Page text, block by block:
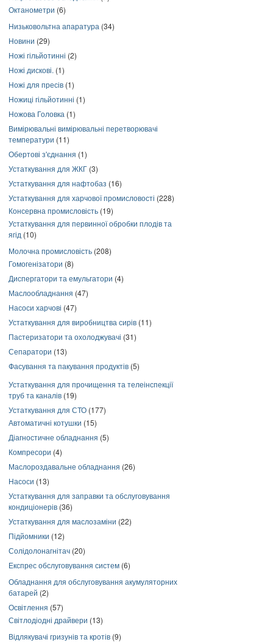
Октанометри (6)
Низьковольтна апаратура (34)
Новини (29)
Ножі гільйотинні (2)
Ножі дискові. (1)
Ножі для пресів (1)
Ножиці гільйотинні (1)
Ножова Головка (1)
Вимірювальні вимірювальні перетворювачі
температури (11)
Обертові з'єднання (1)
Устаткування для ЖКГ (3)
Устаткування для нафтобаз (16)
Устаткування для харчової промисловості (228)
Консервна промисловість (19)
Устаткування для первинної обробки плодів та
ягід (10)
Молочна промисловість (208)
Гомогенізатори (8)
Диспергатори та емульгатори (4)
Маслообладнання (47)
Насоси харчові (47)
Устаткування для виробництва сирів (11)
Пастеризатори та охолоджувачі (31)
Сепаратори (13)
Фасування та пакування продуктів (5)
Устаткування для прочищення та телеінспекції
труб та каналів (19)
Устаткування для СТО (177)
Автоматичні котушки (15)
Діагностичне обладнання (5)
Компресори (4)
Маслороздавальне обладнання (26)
Насоси (13)
Устаткування для заправки та обслуговування
кондиціонерів (36)
Устаткування для маслозаміни (22)
Підйомники (12)
Солідолонагнітач (20)
Експрес обслуговування систем (6)
Обладнання для обслуговування акумуляторних
батарей (2)
Освітлення (57)
Світлодіодні драйвери (13)
Відлякувачі гризунів та кротів (9)